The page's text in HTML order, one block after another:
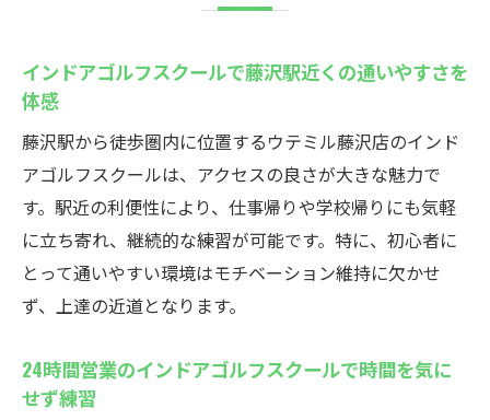
クールの活用法
アップ
初心者歓迎！藤沢駅近くのインドアゴルフスク
ール
ゴルフ初心者もインドアゴルフスクールで
安心デビュー
ールの魅力
インドアゴルフスクールで藤沢駅近くの通いやすさを
体感
藤沢駅から徒歩圏内に位置するウテミル藤沢店のインド
アゴルフスクールは、アクセスの良さが大きな魅力で
す。駅近の利便性により、仕事帰りや学校帰りにも気軽
に立ち寄れ、継続的な練習が可能です。特に、初心者に
とって通いやすい環境はモチベーション維持に欠かせ
ず、上達の近道となります。
24時間営業のインドアゴルフスクールで時間を気に
せず練習